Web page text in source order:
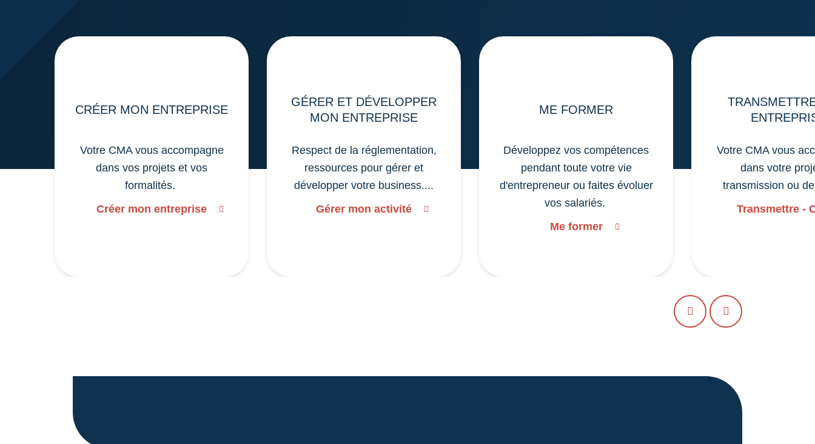
CRÉER MON ENTREPRISE
Votre CMA vous accompagne
dans vos projets et vos
formalités.
Créer mon entreprise
GÉRER ET DÉVELOPPER
MON ENTREPRISE
Respect de la réglementation,
ressources pour gérer et
développer votre business....
Gérer mon activité
ME FORMER
Développez vos compétences
pendant toute votre vie
d'entrepreneur ou faites évoluer
vos salariés.
Me former
Votre CMA vous
dans votre
transmission ou
Transmettre -
PRÉCÉDENTSUIVANT